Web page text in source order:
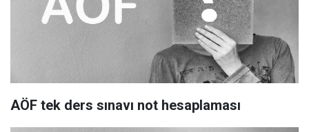
AÖF tek ders sınavı not hesaplaması